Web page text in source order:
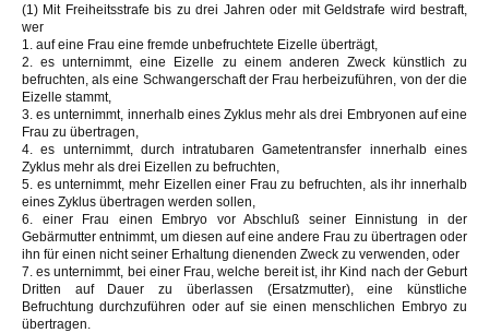
(1) Mit Freiheitsstrafe bis zu drei Jahren oder mit Geldstrafe wird bestraft,
wer
1. auf eine Frau eine fremde unbefruchtete Eizelle überträgt,
2. es unternimmt, eine Eizelle zu einem anderen Zweck künstlich zu
befruchten, als eine Schwangerschaft der Frau herbeizuführen, von der die
Eizelle stammt,
3. es unternimmt, innerhalb eines Zyklus mehr als drei Embryonen auf eine
Frau zu übertragen,
4. es unternimmt, durch intratubaren Gametentransfer innerhalb eines
Zyklus mehr als drei Eizellen zu befruchten,
5. es unternimmt, mehr Eizellen einer Frau zu befruchten, als ihr innerhalb
eines Zyklus übertragen werden sollen,
6. einer Frau einen Embryo vor Abschluß seiner Einnistung in der
Gebärmutter entnimmt, um diesen auf eine andere Frau zu übertragen oder
ihn für einen nicht seiner Erhaltung dienenden Zweck zu verwenden, oder
7. es unternimmt, bei einer Frau, welche bereit ist, ihr Kind nach der Geburt
Dritten auf Dauer zu überlassen (Ersatzmutter), eine künstliche
Befruchtung durchzuführen oder auf sie einen menschlichen Embryo zu
übertragen.